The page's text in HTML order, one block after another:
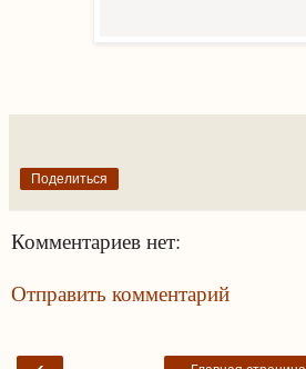
Поделиться
Комментариев нет:
Отправить комментарий